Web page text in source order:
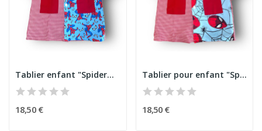
Tablier enfant "Spiderman" 2
18,50 €
Tablier pour enfant "Spiderman"
18,50 €